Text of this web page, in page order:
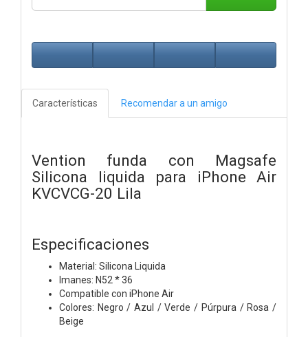
Características Recomendar a un amigo
Vention funda con Magsafe
Silicona liquida para iPhone Air
KVCVCG-20 Lila
Especificaciones
Material: Silicona Liquida
Imanes: N52 * 36
Compatible con iPhone Air
Colores: Negro / Azul / Verde / Púrpura / Rosa /
Beige